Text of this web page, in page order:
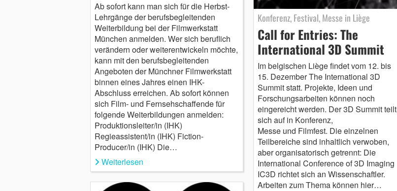
Ab sofort kann man sich für die Herbst-
Lehrgänge der berufsbegleitenden
Weiterbildung bei der Filmwerkstatt
München anmelden. Wer sich beruflich
verändern oder weiterentwickeln möchte,
kann mit den berufsbegleitenden
Angeboten der Münchner Filmwerkstatt
binnen eines Jahres einen IHK-
Abschluss erreichen. Ab sofort können
sich Film- und Fernsehschaffende für
folgende Weiterbildungen anmelden:
Produktionsleiter/in (IHK)
Regieassistent/in (IHK) Fiction-
Producer/in (IHK) Die…
Weiterlesen
Konferenz, Festival, Messe in Liège
Call for Entries: The
International 3D Summit
Im belgischen Liège findet vom 12. bis
15. Dezember The International 3D
Summit statt. Projekte, Ideen und
Forschungsarbeiten können noch
eingereicht werden. Der 3D Summit teilt
sich auf in Konferenz,
Messe und Filmfest. Die einzelnen
Teilbereiche sind inhaltlich verwoben,
aber organisatorisch getrennt: Die
International Conference of 3D Imaging
IC3D richtet sich an Wissenschaftler.
Arbeiten zum Thema können hier…